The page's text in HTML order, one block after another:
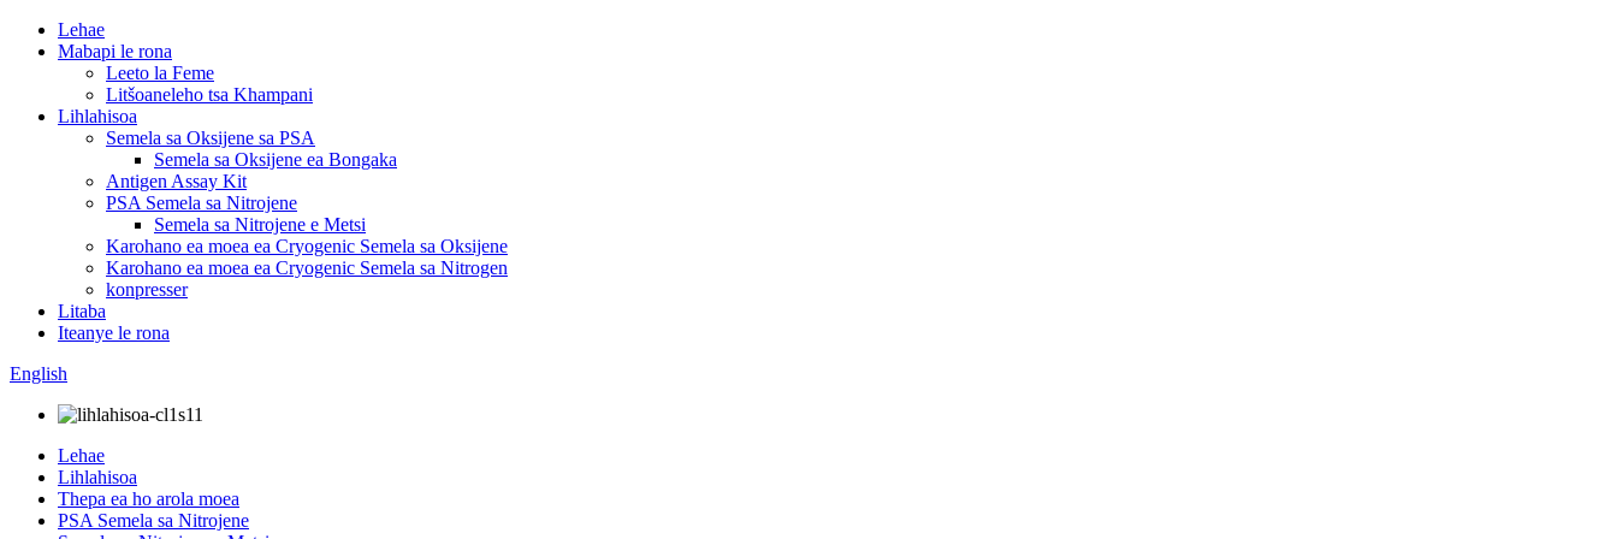
Lehae
Mabapi le rona
Leeto la Feme
Litšoaneleho tsa Khampani
Lihlahisoa
Semela sa Oksijene sa PSA
Semela sa Oksijene ea Bongaka
Antigen Assay Kit
PSA Semela sa Nitrojene
Semela sa Nitrojene e Metsi
Karohano ea moea ea Cryogenic Semela sa Oksijene
Karohano ea moea ea Cryogenic Semela sa Nitrogen
konpresser
Litaba
Iteanye le rona
English
Lehae
Lihlahisoa
Thepa ea ho arola moea
PSA Semela sa Nitrojene